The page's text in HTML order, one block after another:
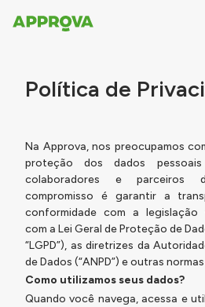
Política de
Na Approva, nos preocupamos
proteção dos dados
colaboradores e parceiros
compromisso é garantir a
conformidade com a legislação
com a Lei Geral de Proteção de
“LGPD”), as diretrizes da
de Dados (“ANPD”) e outras
Como utilizamos seus dados?
Quando você navega, acessa e